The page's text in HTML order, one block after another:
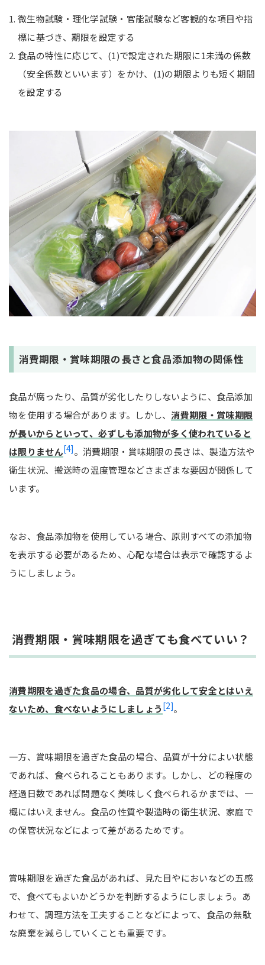
微生物試験・理化学試験・官能試験など客観的な項目や指
標に基づき、期限を設定する
食品の特性に応じて、(1)で設定された期限に1未満の係数
（安全係数といいます）をかけ、(1)の期限よりも短く期間
を設定する
消費期限・賞味期限の長さと食品添加物の関係性
食品が腐ったり、品質が劣化したりしないように、食品添加
物を使用する場合があります。しかし、 消費期限・賞味期限
が長いからといって、必ずしも添加物が多く使われていると
は限りません[4]。消費期限・賞味期限の長さは、製造方法や
衛生状況、搬送時の温度管理などさまざまな要因が関係して
います。
なお、食品添加物を使用している場合、原則すべての添加物
を表示する必要があるため、心配な場合は表示で確認するよ
うにしましょう。
消費期限・賞味期限を過ぎても食べていい？
消費期限を過ぎた食品の場合、品質が劣化して安全とはいえ
ないため、食べないようにしましょう [2]。
一方、賞味期限を過ぎた食品の場合、品質が十分によい状態
であれば、食べられることもあります。しかし、どの程度の
経過日数であれば問題なく美味しく食べられるかまでは、一
概にはいえません。食品の性質や製造時の衛生状況、家庭で
の保管状況などによって差があるためです。
賞味期限を過ぎた食品があれば、見た目やにおいなどの五感
で、食べてもよいかどうかを判断するようにしましょう。あ
わせて、調理方法を工夫することなどによって、食品の無駄
な廃棄を減らしていくことも重要です。